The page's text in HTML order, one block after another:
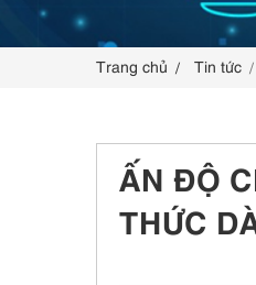
HỎI ĐÁP
Trang chủ Tin tức
ẤN ĐỘ
THỨC